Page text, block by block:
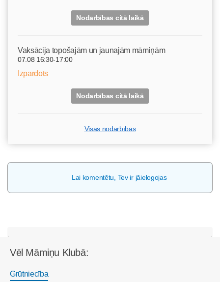
Nodarbības citā laikā
Vaksācija topošajām un jaunajām māmiņām
07.08 16:30-17:00
Izpārdots
Nodarbības citā laikā
Visas nodarbības
Lai komentētu, Tev ir jāielogojas
Vēl Māmiņu Klubā:
Grūtniecība